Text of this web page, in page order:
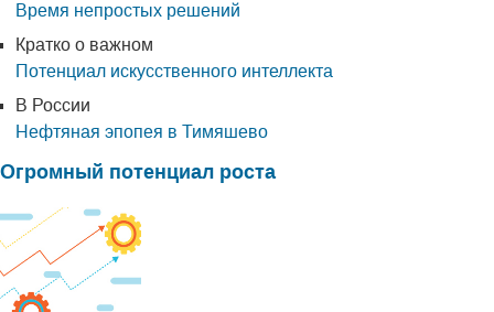
Время непростых решений
Кратко о важном
Потенциал искусственного интеллекта
В России
Нефтяная эпопея в Тимяшево
Огромный потенциал роста